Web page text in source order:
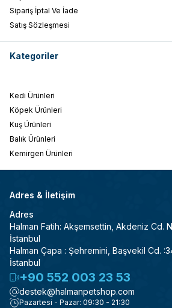
Sipariş İptal Ve İade
Satış Sözleşmesi
Kategoriler
Kedi Ürünleri
Köpek Ürünleri
Kuş Ürünleri
Balık Ürünleri
Kemirgen Ürünleri
Adres & İletişim
Adres
Halman Fatih: Akşemsettin, Akdeniz Cd.
İstanbul
Halman Çapa : Şehremini, Başvekil Cd.
İstanbul
+90 552 003 23 53
destek@halmanpetshop.com
Pazartesi - Pazar: 09:30 - 21:30